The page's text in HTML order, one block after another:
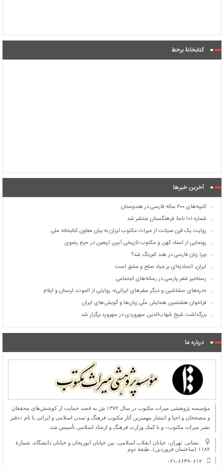
کتابخانۀ برخط
آخرین خبرها
کتیبه‌های ۶۰۰ ساله فارسی در هندوستان
شماره ۱۰۱ نامۀ فرهنگستان منتشر شد
روایت یک قرن صیانت از میراث مکتوب ایران به بیان معاون کتابخانه ملی
رونمایی از اسناد کهن و مکتوب تاریخی آیین اربعین در حرم رضوی
چرا زبان فارسی در هند کم‌رنگ شد؟
ایران، اتحادیه‌ای بر بنیاد صلح و عشق است
رستاخیز شعر پارسی در رسانه‌های اجتماعی
«دره‌های حشاشین و دیگر سفرهای ایرانی»؛ روایتی از الموت، لرستان و ایلام
فراخوان هشتمین همایش ملّی زبان‌ها و گویش‌های ایران
بزرگداشت شیخ شهاب‌الدین سهروردی در سهرورد برگزار شد
درباره ما
مؤسسه پژوهشی میراث مكتوب در سال ۱۳۷۲ ش به قصد حمایت از كوشش‌های محققان
و مصححان و احیا و انتشار مهمترین آثار مكتوب فرهنگ و تمدن اسلامی و ایرانی با نام «دفتر
نشر میراث مكتوب» و با كمك وزارت فرهنگ و ارشاد اسلامی تأسیس شد.
نشانی: تهران، خیابان انقلاب اسلامی، بین خیابان ابوریحان و خیابان دانشگاه، شمارۀ
۱۱۸۲ (ساختمان فروردین)، طبقۀ دوم
۰۲۱-۶۶۴۹۰۶۱۲